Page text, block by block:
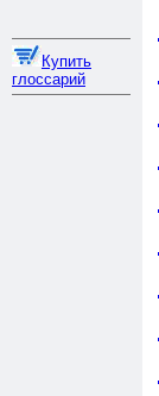
Купить
глоссарий